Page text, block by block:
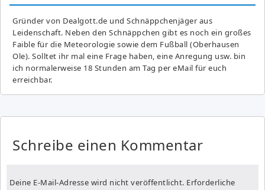
Gründer von Dealgott.de und Schnäppchenjäger aus
Leidenschaft. Neben den Schnäppchen gibt es noch ein großes
Fai­ble für die Meteorologie sowie dem Fußball (Oberhausen
Ole). Solltet ihr mal eine Frage haben, eine Anregung usw. bin
ich normalerweise 18 Stunden am Tag per eMail für euch
erreichbar.
Schreibe einen Kommentar
Deine E-Mail-Adresse wird nicht veröffentlicht. Erforderliche